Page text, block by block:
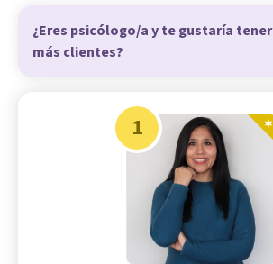
¿Eres psicólogo/a y te gustaría tener
más clientes?
1